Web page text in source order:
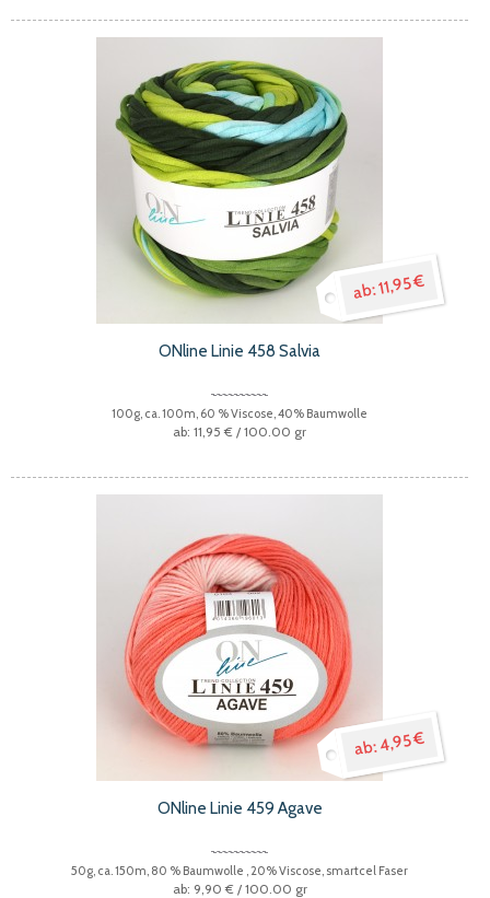
11,95 €
ONline Linie 458 Salvia
100g, ca. 100m, 60 % Viscose, 40% Baumwolle
11,95 € / 100.00 gr
4,95 €
ONline Linie 459 Agave
50g, ca. 150m, 80 % Baumwolle , 20% Viscose, smartcel Faser
9,90 € / 100.00 gr